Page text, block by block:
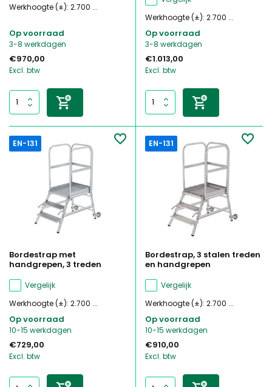
Werkhoogte (±): 2.700 ...
Op voorraad
3-8 werkdagen
€970,00
Excl. btw
Werkhoogte (±): 2.700 ...
Op voorraad
3-8 werkdagen
€1.013,00
Excl. btw
EN-131
Bordestrap met
handgrepen, 3 treden
Vergelijk
Werkhoogte (±): 2.700 ...
Op voorraad
10-15 werkdagen
€729,00
Excl. btw
EN-131
Bordestrap, 3 stalen treden
en handgrepen
Vergelijk
Werkhoogte (±): 2.700 ...
Op voorraad
10-15 werkdagen
€910,00
Excl. btw